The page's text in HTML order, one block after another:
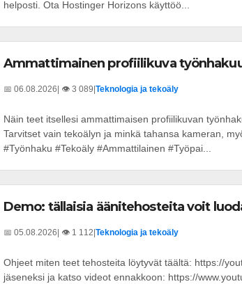
helposti. Ota Hostinger Horizons käyttöö...
Ammattimainen profiilikuva
📅 06.08.2026 | 👁️ 3 089 Teknologia ja tekoäly
Näin teet itsellesi ammattimaisen profiilikuvan
Tarvitset vain tekoälyn ja minkä tahansa kameran,
#Työnhaku #Tekoäly #Ammattilainen #Työpai...
Demo: tällaisia äänitehosteita voit
📅 05.08.2026 | 👁️ 1 112 Teknologia ja tekoäly
Ohjeet miten teet tehosteita löytyvät täältä: https://
jäseneksi ja katso videot ennakkoon: https://